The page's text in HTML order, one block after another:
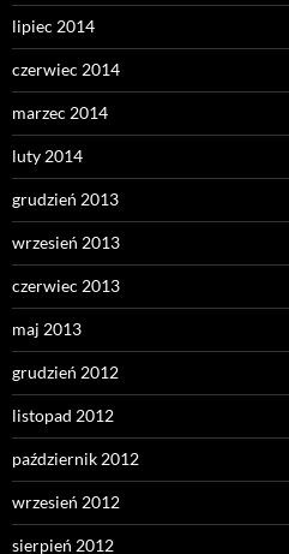
lipiec 2014
czerwiec 2014
marzec 2014
luty 2014
grudzień 2013
wrzesień 2013
czerwiec 2013
maj 2013
grudzień 2012
listopad 2012
październik 2012
wrzesień 2012
sierpień 2012